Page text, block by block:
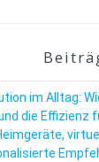
im Alltag:
die Effizienz